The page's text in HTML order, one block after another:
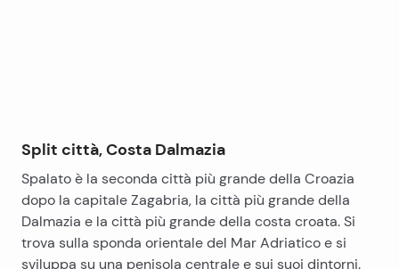
Split città, Costa Dalmazia
Spalato è la seconda città più grande della Croazia
dopo la capitale Zagabria, la città più grande della
Dalmazia e la città più grande della costa croata. Si
trova sulla sponda orientale del Mar Adriatico e si
sviluppa su una penisola centrale e sui suoi dintorni.